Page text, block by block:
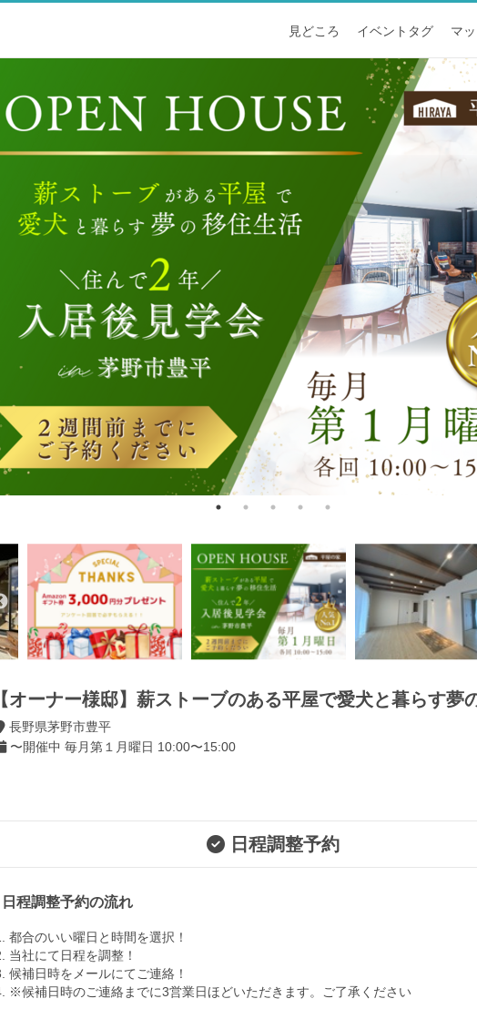
見どころ イベントタグ マ
【オーナー様邸】薪ストーブのある平屋で愛犬と暮らす夢
長野県茅野市豊平
〜開催中 毎月第１月曜日 10:00〜15:00
日程調整予約
日程調整予約の流れ
都合のいい曜日と時間を選択！
当社にて日程を調整！
候補日時をメールにてご連絡！
※候補日時のご連絡までに3営業日ほどいただきます。ご了承ください